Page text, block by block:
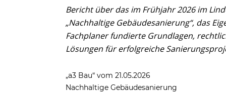
Bericht über das im Frühjahr 2026 im
„Nachhaltige Gebäudesanierung“, das
Fachplaner fundierte Grundlagen,
Lösungen für erfolgreiche
„a3 Bau“ vom 21.05.2026
Nachhaltige Gebäudesanierung